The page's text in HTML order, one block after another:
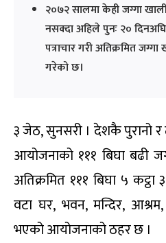
२०७२ सालमा केही जग्गा
नसक्दा अहिले पुनः २०
पत्राचार गरी अतिक्रमित
गरेको छ।
३ जेठ, सुनसरी । देशकै पुरानो
आयोजनाको १११ बिघा बढी
अतिक्रमित १११ बिघा ५
वटा घर, भवन, मन्दिर,
भएको आयोजनाको ठहर छ ।